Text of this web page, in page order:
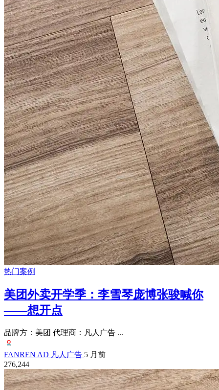
热门案例
美团外卖开学季：李雪琴庞博张骏喊你
——想开点
品牌方：美团 代理商：凡人广告 ...
FANREN AD 凡人广告 5 月前
276,244